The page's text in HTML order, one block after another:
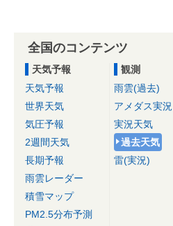
全国のコンテンツ
天気予報
天気予報
世界天気
気圧予報
2週間天気
長期予報
雨雲レーダー
積雪マップ
PM2.5分布予測
観測
雨雲(過去)
アメダス実況
実況天気
過去天気
雷(実況)